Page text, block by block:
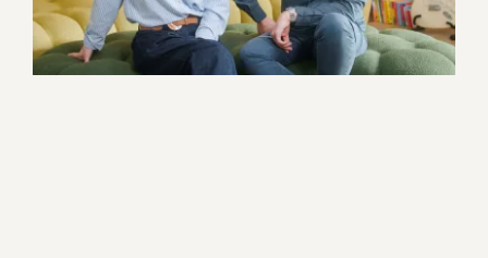
Corporate